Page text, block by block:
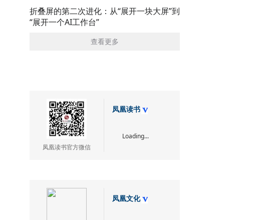
折叠屏的第二次进化：从“展开一块大屏”到
“展开一个AI工作台”
查看更多
凤凰读书官方微信
凤凰读书
Loading...
凤凰文化